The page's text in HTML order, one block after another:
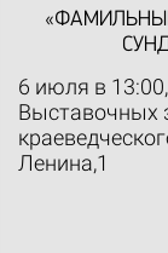
6 июля в
Выставочных
Ленина,1